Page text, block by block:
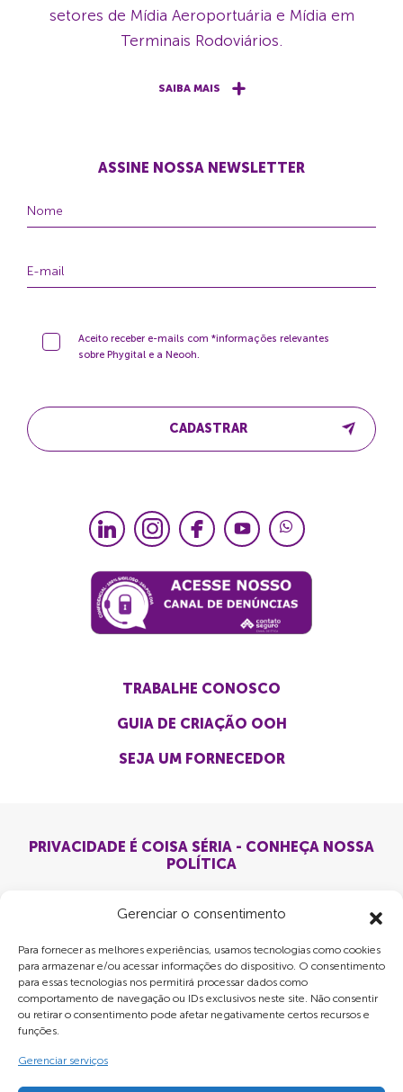
Gerenciar o consentimento
Para fornecer as melhores experiências, usamos tecnologias como cookies
para armazenar e/ou acessar informações do dispositivo. O consentimento
para essas tecnologias nos permitirá processar dados como
comportamento de navegação ou IDs exclusivos neste site. Não consentir
ou retirar o consentimento pode afetar negativamente certos recursos e
funções.
Gerenciar serviços
setores de Mídia Aeroportuária e Mídia em
Terminais Rodoviários.
SAIBA MAIS
ASSINE NOSSA NEWSLETTER
Aceito receber e-mails com *informações relevantes
sobre Phygital e a Neooh.
CADASTRAR
TRABALHE CONOSCO
GUIA DE CRIAÇÃO OOH
SEJA UM FORNECEDOR
PRIVACIDADE É COISA SÉRIA - CONHEÇA NOSSA
POLÍTICA